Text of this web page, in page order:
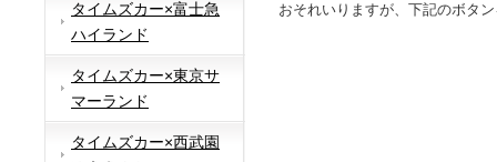
タイムズカー×富士急
ハイランド
タイムズカー×東京サ
マーランド
タイムズカー×西武園
おそれいりますが、下記のボタ